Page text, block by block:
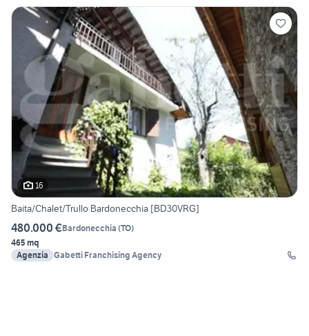
16
Baita/Chalet/Trullo Bardonecchia [BD30VRG]
480.000 €Bardonecchia (TO)
465 mq
Agenzia Gabetti Franchising Agency